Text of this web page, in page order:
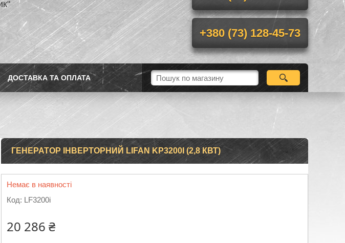
+380 (73) 128-45-73
ДОСТАВКА ТА ОПЛАТА
ГЕНЕРАТОР ІНВЕРТОРНИЙ LIFAN KP3200I (2,8 КВТ)
Немає в наявності
Код: LF3200i
20 286 ₴